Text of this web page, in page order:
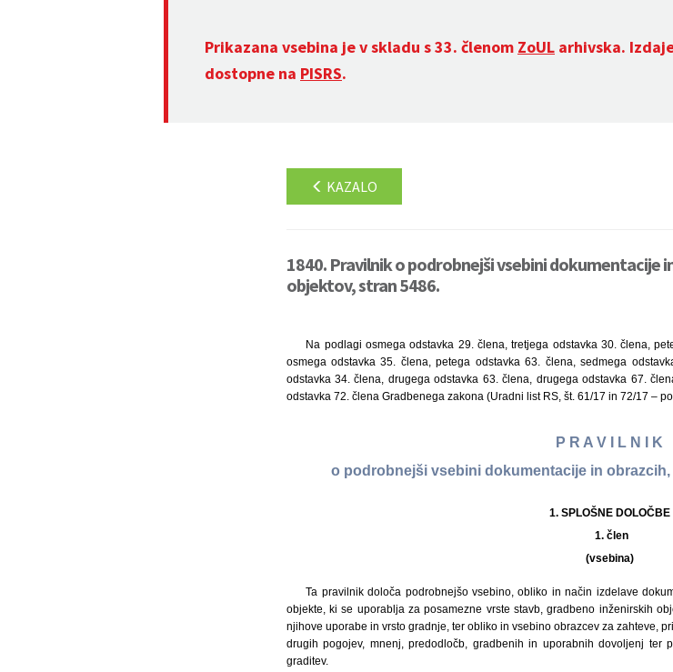
Prikazana vsebina je v skladu s 33. členom ZoUL arhivska.
dostopne na PISRS.
KAZALO
1840. Pravilnik o podrobnejši vsebini dokumentacije
objektov, stran 5486.
Na podlagi osmega odstavka 29. člena, tretjega odstavka 30. člena,
osmega odstavka 35. člena, petega odstavka 63. člena, sedmega
odstavka 34. člena, drugega odstavka 63. člena, drugega odstavka 67.
odstavka 72. člena Gradbenega zakona (Uradni list RS, št. 61/17 in 72/17 –
P R A V I L N I K
o podrobnejši vsebini dokumentacije in
1. SPLOŠNE DOLOČBE
1. člen
(vsebina)
Ta pravilnik določa podrobnejšo vsebino, obliko in način izdelave
objekte, ki se uporablja za posamezne vrste stavb, gradbeno inženirskih
njihove uporabe in vrsto gradnje, ter obliko in vsebino obrazcev za zahteve,
drugih pogojev, mnenj, predodločb, gradbenih in uporabnih dovoljenj
graditev.